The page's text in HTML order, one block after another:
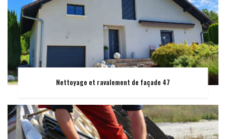
Nettoyage et ravalement de façade 47